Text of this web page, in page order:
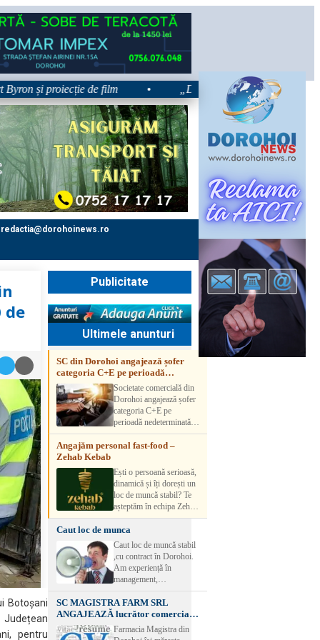
și proiecție de film • „Dorohoiul, în Sărbătoare!” – trei
redactia@dorohoinews.ro
de
Botoșani
pentru
Publicitate
Ultimele anunturi
SC din Dorohoi angajează șofer
categoria C+E pe perioadă
nedeterminatăSocietate comercială din
Dorohoi angajează șofer
categoria C+E pe
perioadă nedeterminată.
Candidatul trebuie să
aibă experiență și atestat
detalii, vă rog să sunați la
numărul de telefon.
Angajăm personal fast-food –
Zehab Kebab
Ești o persoană serioasă,
dinamică și îți dorești un
loc de muncă stabil? Te
așteptăm în echipa Zehab
Kebab! Posturi
disponibile: -
SHAORMAR AJUTOR
BUCATAR 2/posturi -
LUCRATOR
COMERCIAL
VANZATOR /2 posturi
OFERIM : Contract de
muncă Program flexibil
Salariu motivant, în
funcție de experienț
Caut loc de munca
Caut loc de muncă stabil
,cu contract în Dorohoi.
Am experiență în
management,
contabilitate, ospătărie .
Rog seriozitate
SC MAGISTRA FARM SRL
ANGAJEAZĂ lucrător comercial –
DOROHOI
Farmacia Magistra din